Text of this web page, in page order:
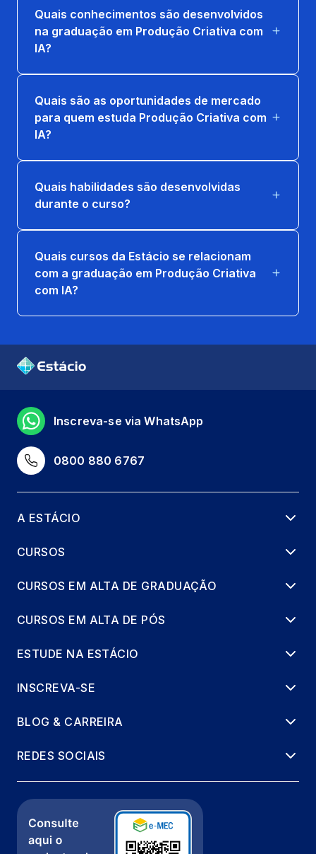
ETICA, DIREITOS AUTORAIS E
PROPRIEDADE INTELECTUAL EM IA
CRIATIVA
FUNDAMENTOS DE LINGUAGEM VISUAL E
STORY
66 horas
CRAFT
66 horas
IA 2
8 horas
AGENTES E AUTOMACAO DE CONTEUDO
DADOS, METRICAS E GROWTH PARA
66 horas
EXTENSAO - PROJECT LAB I
(CAMPANHAS CROSS-MEDIA)
66 horas
IA 3
MULTIPLATAFORMA
66 horas
SINTETICAS
DIRECAO CRIATIVA HUMANO-IA
66 horas
Quais conhecimentos são desenvolvidos
na graduação em Produção Criativa com
IA?
Quais são as oportunidades de mercado
para quem estuda Produção Criativa com
IA?
Quais habilidades são desenvolvidas
durante o curso?
Quais cursos da Estácio se relacionam
com a graduação em Produção Criativa
com IA?
0800 880 6767
Inscreva-se via WhatsApp
A ESTÁCIO
CURSOS
CURSOS EM ALTA DE GRADUAÇÃO
CURSOS EM ALTA DE PÓS
ESTUDE NA ESTÁCIO
INSCREVA-SE
BLOG & CARREIRA
REDES SOCIAIS